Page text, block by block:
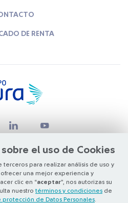
el uso de Cookies
para realizar análisis de uso y
una mejor experiencia y
clic en “aceptar”, nos autorizas su
nuestro términos y condiciones de
protección de Datos Personales
DE RENTA
Grupo SURA 2026